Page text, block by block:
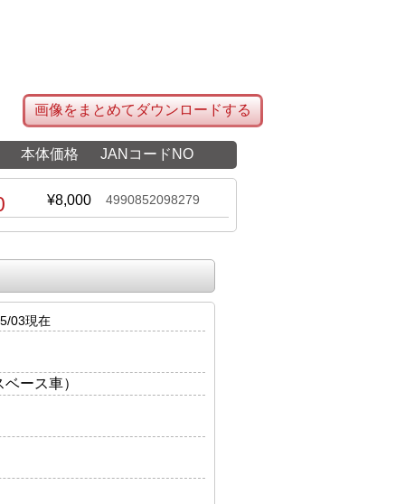
画像をまとめてダウンロードする
本体価格 JANコードNO
¥8,000 4990852098279
03現在
ース車）